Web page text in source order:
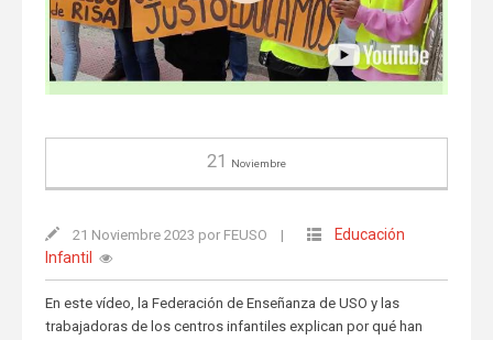
21 Noviembre
21 Noviembre 2023 por FEUSO |
Educación
Infantil
En este vídeo, la Federación de Enseñanza de USO y las
trabajadoras de los centros infantiles explican por qué han